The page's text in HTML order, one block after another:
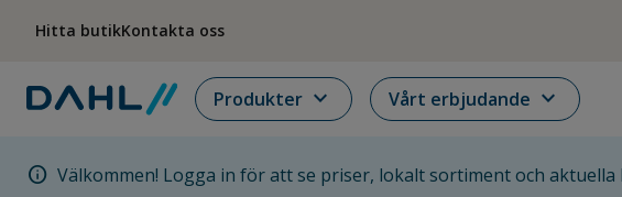
Hitta butikKontakta oss
Produkter expand_more Vårt erbjudande expand_more
info Välkommen! Logga in för att se priser, lokalt sortiment och aktuella